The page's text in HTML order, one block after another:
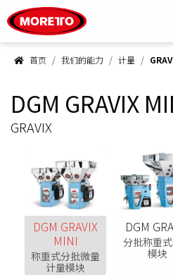
首页 我们的能力 计量
DGM GRAVIX
GRAVIX
DGM GRAVIX
MINI
称重式分批微量
计量模块
DGM
分批称重
模块